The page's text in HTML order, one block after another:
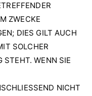
ZWECKE
DIES GILT AUCH
SOLCHER
STEHT. WENN SIE
NICHT